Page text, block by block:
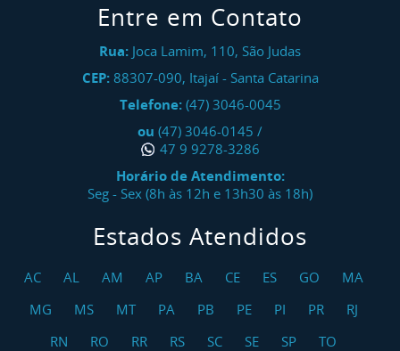
Entre em Contato
Rua: Joca Lamim, 110, São Judas
CEP: 88307-090, Itajaí- Santa Catarina
Telefone: (47) 3046-0045
ou (47) 3046-0145 /
47 9 9278-3286
Horário de Atendimento:
Seg - Sex (8h às 12h e 13h30 às 18h)
Estados Atendidos
AC AL AM AP BA CE ES GO
MA
MG
MS MT PA PB PE PI PR
RJ
RN
RO RR RS SC SE SP TO